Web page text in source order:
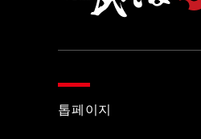
톱페이지